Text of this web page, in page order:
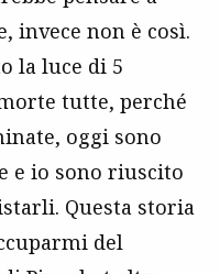
invece non è così.
la luce di 5
tutte, perché
oggi sono
e io sono riuscito
Questa storia
del